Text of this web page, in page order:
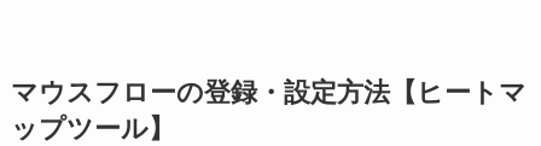
マウスフローの登録・設定方法【ヒートマ
ップツール】